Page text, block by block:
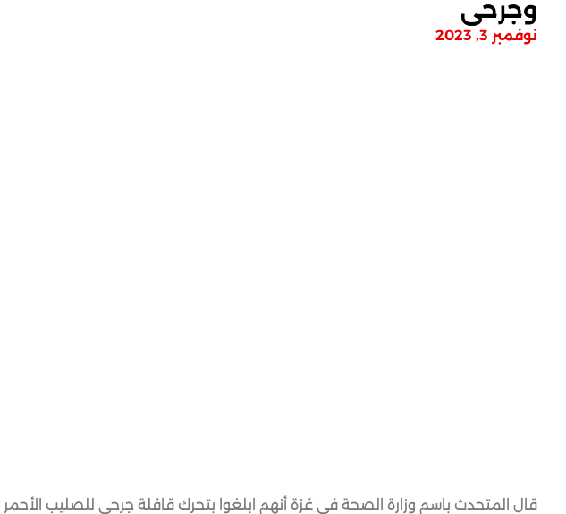
وجرحى
نوفمبر 3, 2023
قال المتحدث باسم وزارة الصحة في غزة أنهم ابلغوا بتحرك قافلة جرحى للصليب